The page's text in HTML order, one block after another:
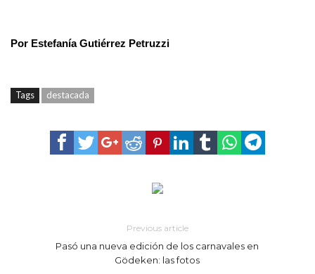
Por Estefanía Gutiérrez Petruzzi
Tags destacada
Previous article
Pasó una nueva edición de los carnavales en
Gödeken: las fotos